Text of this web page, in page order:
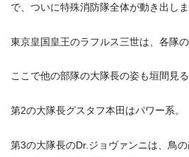
で、ついに特殊消防隊全体が動き出しま
東京皇国皇王のラフルス三世は、各隊
ここで他の部隊の大隊長の姿も垣間見る
第2の大隊長グスタフ本田はパワー系。
第3の大隊長のDr.ジョヴァンニは、鳥